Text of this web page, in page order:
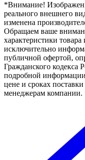
*Внимание!
реального внешнего
изменена
Обращаем ваше
характеристики
исключительно
публичной офертой,
Гражданского кодекса
подробной информации
цене и сроках
менеджерам компании.